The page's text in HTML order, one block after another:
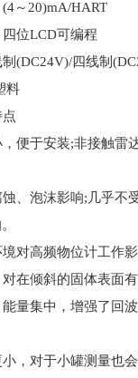
20)mA/HART
LCD可编程
四线制
于安装;非接触雷达
泡沫影响;几乎不受
高频物位计工作影
斜的固体表面有
集中，增强了回波
于小罐测量也会